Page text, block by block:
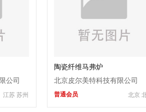
公司
江苏 苏州
陶瓷纤维马弗炉
北京皮尔美特科技有限公司
北京
普通会员